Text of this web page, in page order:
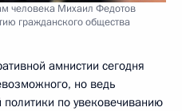
человека Михаил Федотов
гражданского общества
амнистии сегодня
но ведь
политики по увековечиванию